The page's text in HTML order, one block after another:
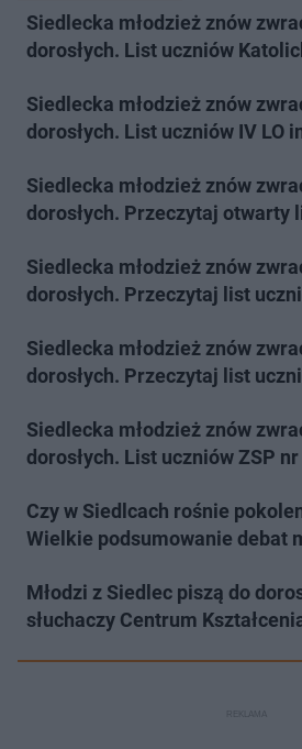
Siedlecka młodzież znów
dorosłych. List uczniów
Siedlecka młodzież znów
dorosłych. List uczniów IV LO
Siedlecka młodzież znów
dorosłych. Przeczytaj otwarty
Siedlecka młodzież znów
dorosłych. Przeczytaj list
Siedlecka młodzież znów
dorosłych. Przeczytaj list
Siedlecka młodzież znów
dorosłych. List uczniów ZSP
Czy w Siedlcach rośnie
Wielkie podsumowanie debat
Młodzi z Siedlec piszą do
słuchaczy Centrum